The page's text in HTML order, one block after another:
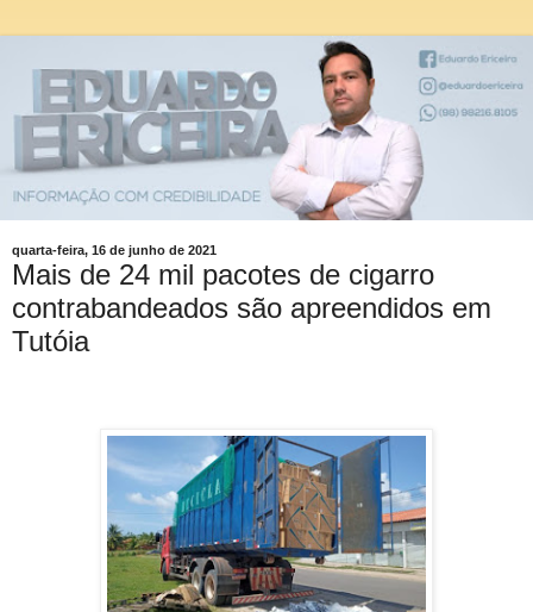
quarta-feira, 16 de junho de 2021
Mais de 24 mil pacotes de cigarro
contrabandeados são apreendidos em
Tutóia